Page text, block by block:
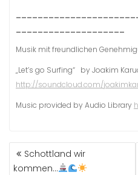
Musik mit freundlichen
„Let’s go Surfing“ by Joakim
http://soundcloud.com/
Music provided by Audio Library
Schottland wir
kommen…